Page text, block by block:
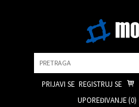
PRIJAVI SE REGISTRUJ SE
UPOREĐIVANJE (0)